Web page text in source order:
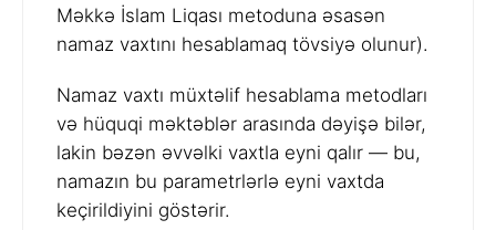
Məkkə İslam Liqası metoduna əsasən
namaz vaxtını hesablamaq tövsiyə olunur).
Namaz vaxtı müxtəlif hesablama metodları
və hüquqi məktəblər arasında dəyişə bilər,
lakin bəzən əvvəlki vaxtla eyni qalır — bu,
namazın bu parametrlərlə eyni vaxtda
keçirildiyini göstərir.